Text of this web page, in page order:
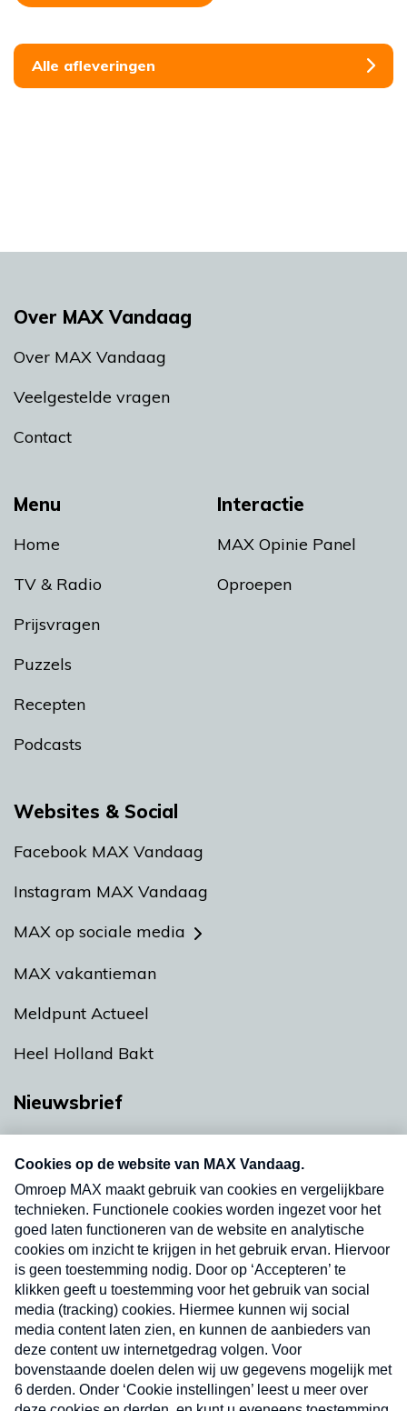
Alle afleveringen
Menu
Home
TV & Radio
Prijsvragen
Puzzels
Recepten
Podcasts
Interactie
MAX Opinie Panel
Oproepen
Over MAX Vandaag
Over MAX Vandaag
Veelgestelde vragen
Contact
Websites & Social
Facebook MAX Vandaag
Instagram MAX Vandaag
MAX op sociale media
MAX vakantieman
Meldpunt Actueel
Heel Holland Bakt
Nieuwsbrief
nieuwsbrief. Elke vrijdag- en dinsdagochtend in
uw mailbox.
Verzend
Nieuwsbrief